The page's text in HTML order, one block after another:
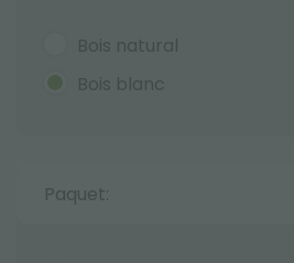
Bois natural
Bois blanc
Paquet: